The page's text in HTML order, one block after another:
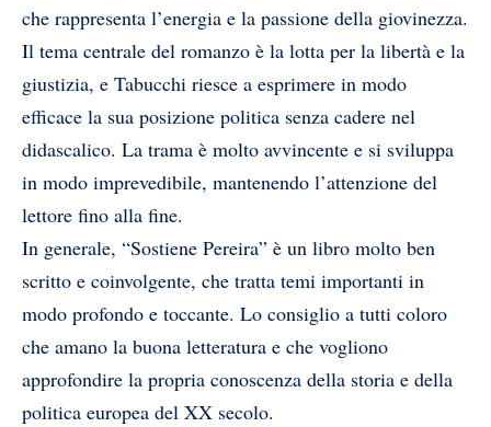
che rappresenta l’energia e la passione della giovinezza.
Il tema centrale del romanzo è la lotta per la libertà e la
giustizia, e Tabucchi riesce a esprimere in modo
efficace la sua posizione politica senza cadere nel
didascalico. La trama è molto avvincente e si sviluppa
in modo imprevedibile, mantenendo l’attenzione del
lettore fino alla fine.
In generale, “Sostiene Pereira” è un libro molto ben
scritto e coinvolgente, che tratta temi importanti in
modo profondo e toccante. Lo consiglio a tutti coloro
che amano la buona letteratura e che vogliono
approfondire la propria conoscenza della storia e della
politica europea del XX secolo.